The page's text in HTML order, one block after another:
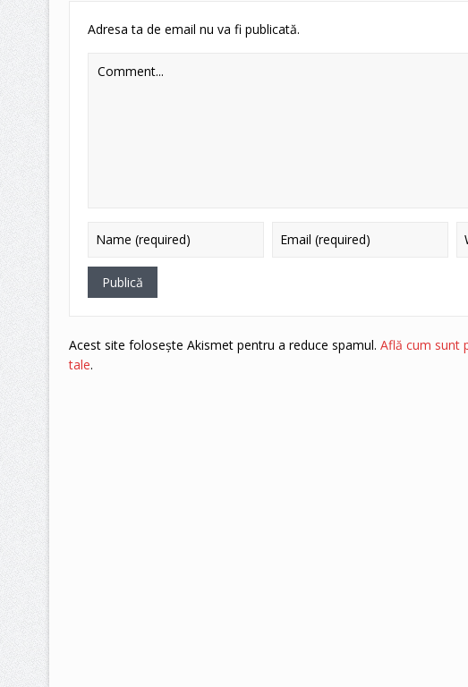
Adresa ta de email nu va fi publicată.
Acest site folosește Akismet pentru a reduce spamul. Află cum sunt
tale.